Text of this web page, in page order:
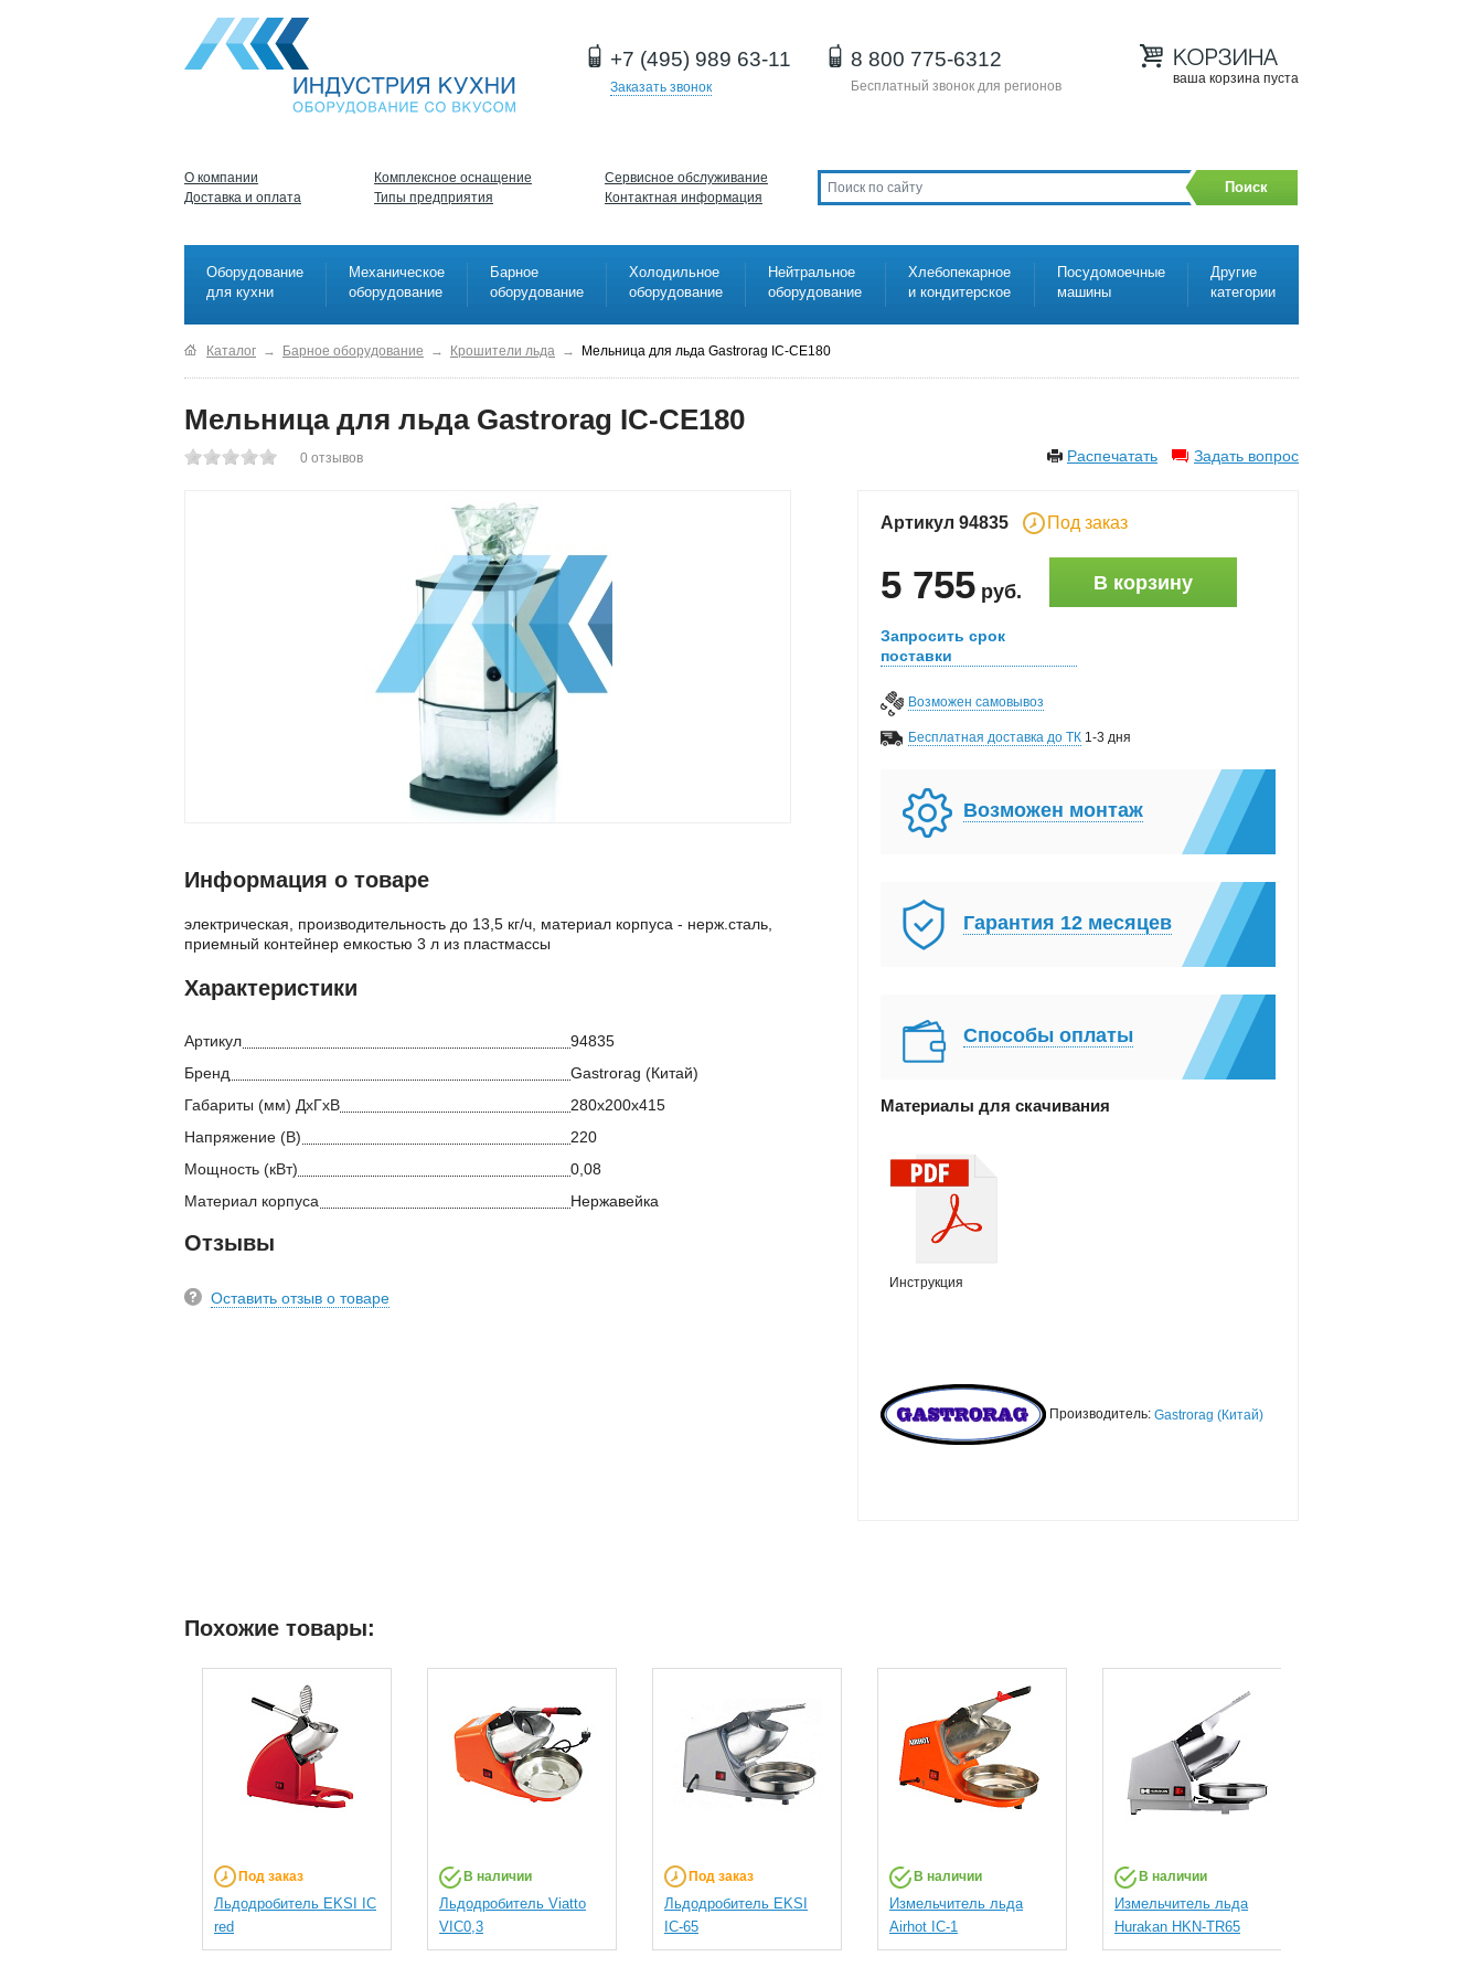
+7 (495) 989 63-11
Заказать звонок
8 800 775-6312
Бесплатный звонок для регионов ваша корзина пуста
О компании
Доставка и оплата
Комплексное оснащение
Типы предприятия
Сервисное обслуживание
Контактная информация
Поиск
Оборудование
для кухни
Механическое
оборудование
Барное
оборудование
Холодильное
оборудование
Нейтральное
оборудование
Хлебопекарное
и кондитерское
Посудомоечные
машины
Другие
категории
Каталог → Барное оборудование → Крошители льда → Мельница для льда Gastrorag IC-CE180
Мельница для льда Gastrorag IC-CE180
Распечатать Задать вопрос
0 отзывов
Артикул 94835 Под заказ
5 755 руб. В корзину
Запросить срок
поставки
Возможен самовывоз
Бесплатная доставка до ТК 1-3 дня
Возможен монтаж
Гарантия 12 месяцев
Способы оплаты
Материалы для скачивания
Инструкция
Производитель: Gastrorag (Китай)
Информация о товаре
электрическая, производительность до 13,5 кг/ч, материал корпуса - нерж.сталь,
приемный контейнер емкостью 3 л из пластмассы
Характеристики
Артикул
94835
Бренд
Gastrorag (Китай)
Габариты (мм) ДхГхВ
280х200х415
Напряжение (В)
220
Мощность (кВт)
0,08
Материал корпуса
Нержавейка
Отзывы
Оставить отзыв о товаре
Похожие товары:
Под заказ
Льдодробитель EKSI IC
red
В наличии
Льдодробитель Viatto
VIC0,3
Под заказ
Льдодробитель EKSI
IC-65
В наличии
Измельчитель льда
Airhot IC-1
В наличии
Измельчитель льда
Hurakan HKN-TR65